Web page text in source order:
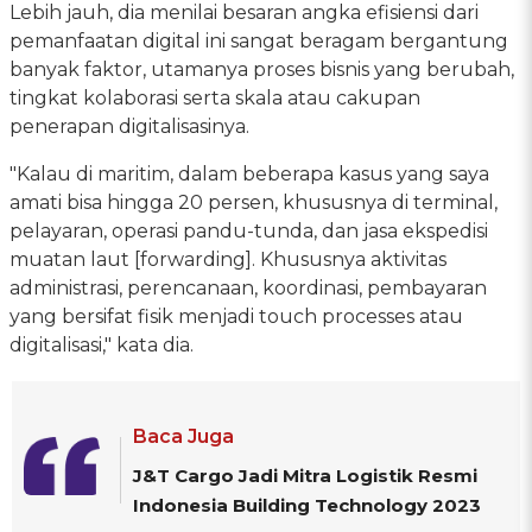
Lebih jauh, dia menilai besaran angka efisiensi dari
pemanfaatan digital ini sangat beragam bergantung
banyak faktor, utamanya proses bisnis yang berubah,
tingkat kolaborasi serta skala atau cakupan
penerapan digitalisasinya.
"Kalau di maritim, dalam beberapa kasus yang saya
amati bisa hingga 20 persen, khususnya di terminal,
pelayaran, operasi pandu-tunda, dan jasa ekspedisi
muatan laut [forwarding]. Khususnya aktivitas
administrasi, perencanaan, koordinasi, pembayaran
yang bersifat fisik menjadi touch processes atau
digitalisasi," kata dia.
Baca Juga
J&T Cargo Jadi Mitra Logistik Resmi
Indonesia Building Technology 2023